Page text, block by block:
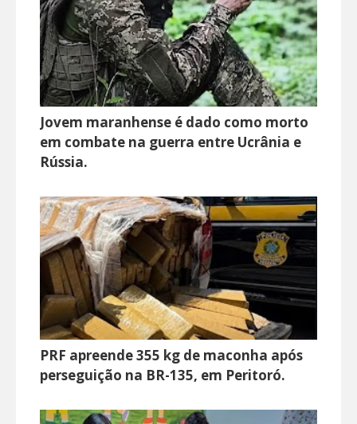
Jovem maranhense é dado como morto
em combate na guerra entre Ucrânia e
Rússia.
PRF apreende 355 kg de maconha após
perseguição na BR-135, em Peritoró.